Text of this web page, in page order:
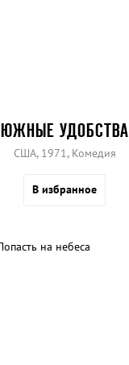
ЮЖНЫЕ УДОБСТВА
США, 1971, Комедия
В избранное